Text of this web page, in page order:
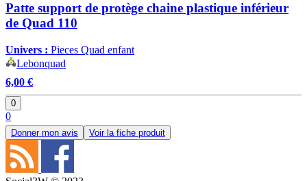
Patte support de protège chaine plastique inférieur
de Quad 110
Univers : Pieces Quad enfant
Lebonquad
6,00 €
0
0
Donner mon avis Voir la fiche produit